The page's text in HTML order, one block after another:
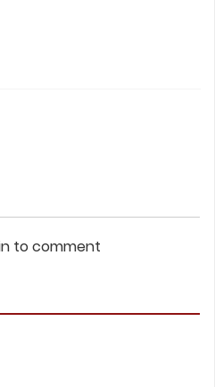
to comment